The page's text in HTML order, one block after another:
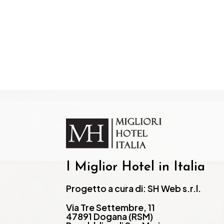
I Miglior Hotel in Italia
Progetto a cura di: SH Web s.r.l.
Via Tre Settembre, 11
47891 Dogana (RSM)